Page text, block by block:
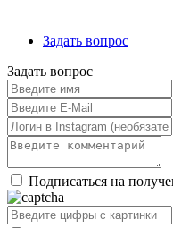
Задать вопрос
Задать вопрос
Подписаться на